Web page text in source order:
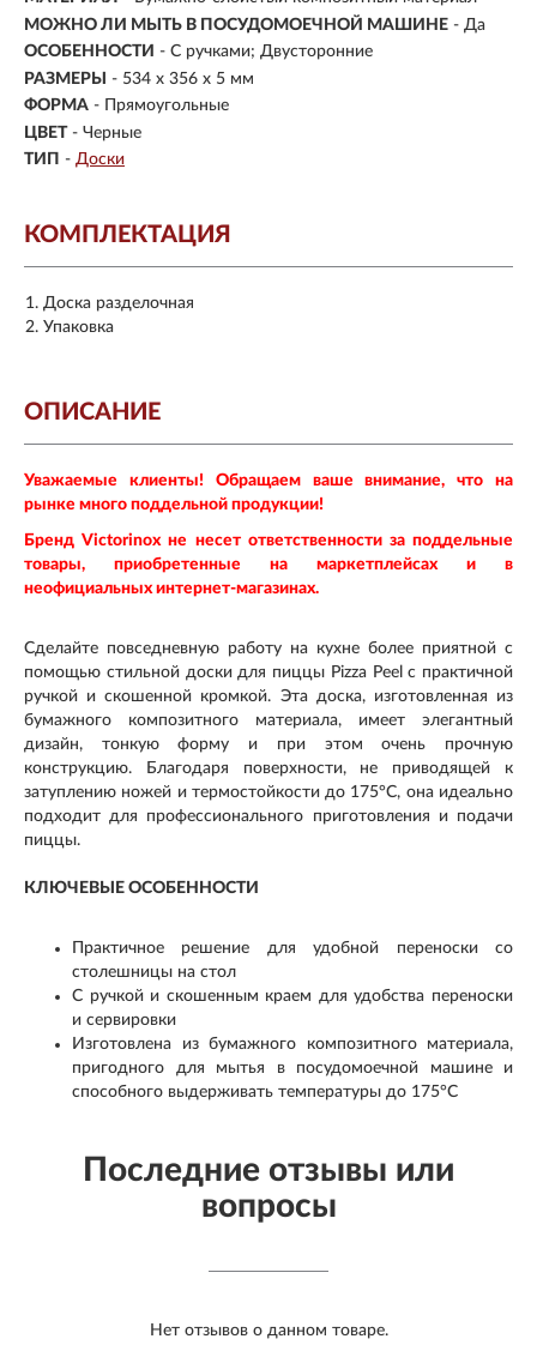
МОЖНО ЛИ МЫТЬ В ПОСУДОМОЕЧНОЙ МАШИНЕ - Да
ОСОБЕННОСТИ - С ручками; Двусторонние
РАЗМЕРЫ
- 534 x 356 x 5 мм
ФОРМА - Прямоугольные
ЦВЕТ - Черные
ТИП - Доски
КОМПЛЕКТАЦИЯ
Доска разделочная
Упаковка
ОПИСАНИЕ
Уважаемые клиенты! Обращаем ваше внимание, что на
рынке много поддельной продукции!
Бренд Victorinox не несет ответственности за поддельные
товары, приобретенные на маркетплейсах и в
неофициальных интернет-магазинах.
Сделайте повседневную работу на кухне более приятной с
помощью стильной доски для пиццы Pizza Peel с практичной
ручкой и скошенной кромкой. Эта доска, изготовленная из
бумажного композитного материала, имеет элегантный
дизайн, тонкую форму и при этом очень прочную
конструкцию. Благодаря поверхности, не приводящей к
затуплению ножей и термостойкости до 175°C, она идеально
подходит для профессионального приготовления и подачи
пиццы.
КЛЮЧЕВЫЕ ОСОБЕННОСТИ
Практичное решение для удобной переноски со
столешницы на стол
С ручкой и скошенным краем для удобства переноски
и сервировки
Изготовлена из бумажного композитного материала,
пригодного для мытья в посудомоечной машине и
способного выдерживать температуры до 175°C
Последние отзывы или
вопросы
Нет отзывов о данном товаре.